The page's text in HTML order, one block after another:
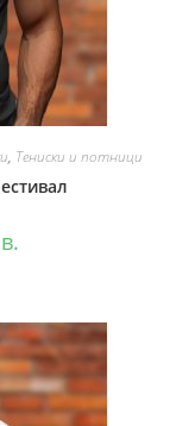
, Тениски и потници